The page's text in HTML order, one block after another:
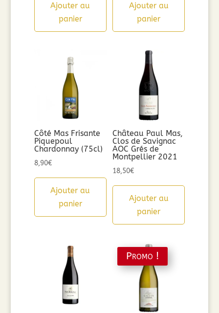
Ajouter au
panier
Ajouter au
panier
Côté Mas Frisante
Piquepoul
Chardonnay (75cl)
8,90€
Ajouter au
panier
Château Paul Mas,
Clos de Savignac
AOC Grés de
Montpellier 2021
18,50€
Ajouter au
panier
Promo !